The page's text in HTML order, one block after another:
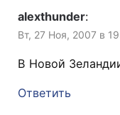
alexthunder:
Вт, 27 Ноя, 2007 в
В Новой
Ответить